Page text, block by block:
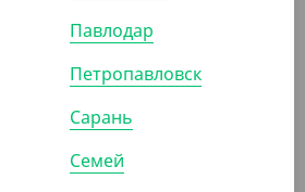
Павлодар
Петропавловск
Сарань
Семей